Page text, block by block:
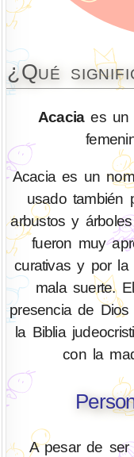
¿Qué
Acaciaes un
Acacia es un
usado también
arbustos y
fueron muy
curativas y por
mala suerte.
presencia de
la Biblia
con la
A pesar de ser